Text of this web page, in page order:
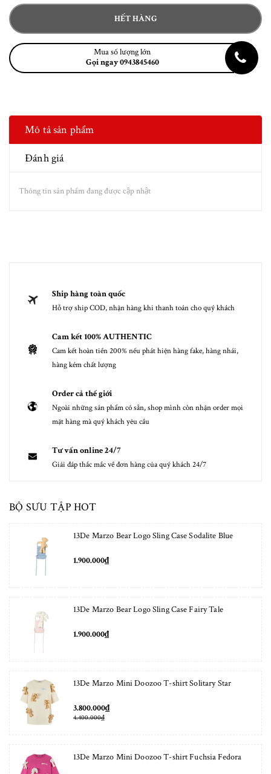
HẾT HÀNG
Mua số lượng lớn
Gọi ngay 0943845460
Mô tả sản phẩm
Đánh giá
Thông tin sản phẩm đang được cập nhật
Ship hàng toàn quốc
Hỗ trợ ship COD, nhận hàng khi thanh toán cho quý khách
Cam kết 100% AUTHENTIC
Cam kết hoàn tiền 200% nếu phát hiện hàng fake, hàng nhái,
hàng kém chất lượng
Order cả thế giới
Ngoài những sản phẩm có sẵn, shop mình còn nhận order mọi
mặt hàng mà quý khách yêu cầu
Tư vấn online 24/7
Giải đáp thắc mắc về đơn hàng của quý khách 24/7
BỘ SƯU TẬP HOT
13De Marzo Bear Logo Sling Case Sodalite Blue
1.900.000₫
13De Marzo Bear Logo Sling Case Fairy Tale
1.900.000₫
13De Marzo Mini Doozoo T-shirt Solitary Star
3.800.000₫
4.400.000₫
13De Marzo Mini Doozoo T-shirt Fuchsia Fedora